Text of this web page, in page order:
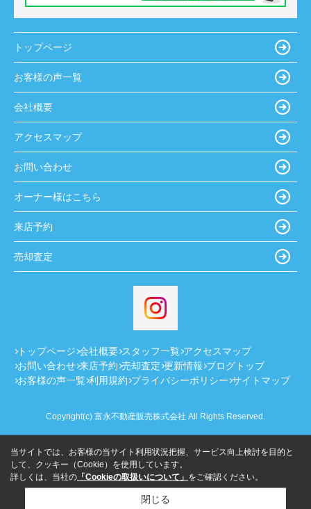
トップページ
お客様の声一覧
会社概要
アクセスマップ
お問い合わせ
オーナー様はこちら
来店予約
売却査定
トップページ 会社概要 スタッフ一覧 アクセスマップ
お問い合わせ 来店予約 売却査定 更新情報 ブログトップ
お客様の声一覧 利用規約 プライバシーポリシー サイトマップ
Copyright(c) 富永不動産販売株式会社 All Rights Reserved.
当サイトでは、お客様の当サイト利用状況把握、サービス向上検討を目的と
して、クッキー（Cookie）を使用しています。
詳しくは、当社の 「Cookieの取扱いについて」 をご確認ください。
閉じる